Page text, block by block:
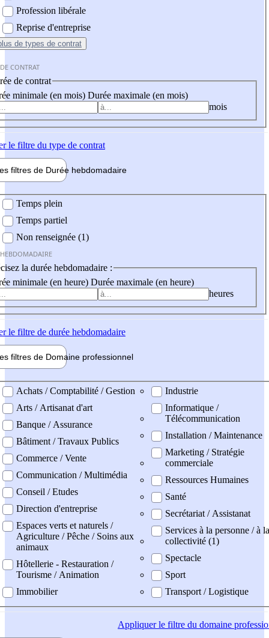
Profession libérale
Reprise d'entreprise
de types de contrat
CONTRAT
de contrat
minimale (en mois) Durée maximale (en mois)
mois
le filtre du type de contrat
filtres de Durée hebdomadaire
Temps plein
Temps partiel
Non renseignée (1)
la durée hebdomadaire :
minimale (en heure) Durée maximale (en heure)
heures
le filtre de durée hebdomadaire
filtres de Domaine professionnel
professionel
Achats / Comptabilité / Gestion
Arts / Artisanat d'art
Banque / Assurance
Bâtiment / Travaux Publics
Commerce / Vente
Communication / Multimédia
Conseil / Etudes
Direction d'entreprise
Espaces verts et naturels /
Agriculture / Pêche / Soins aux
animaux
Hôtellerie - Restauration /
Tourisme / Animation
Immobilier
Industrie
Informatique /
Télécommunication
Installation / Maintenance
Marketing / Stratégie
commerciale
Ressources Humaines
Santé
Secrétariat / Assistanat
Services à la personne / à la
collectivité (1)
Spectacle
Sport
Transport / Logistique
Appliquerle filtre du domaine